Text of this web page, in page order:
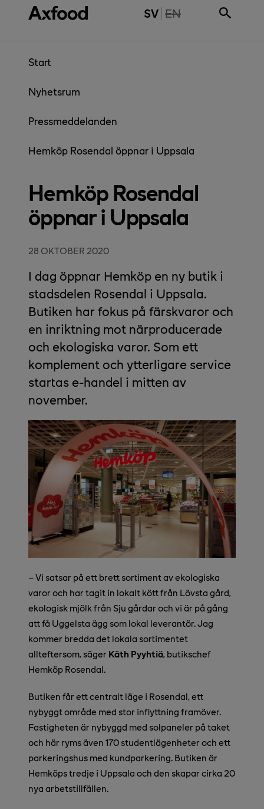
Gå direkt till innehåll SV THE PAGE IS NOT
EN
Start
Nyhetsrum
Pressmeddelanden
Hemköp Rosendal öppnar i Uppsala
Hemköp Rosendal
öppnar i Uppsala
28 OKTOBER 2020
I dag öppnar Hemköp en ny butik i
stadsdelen Rosendal i Uppsala.
Butiken har fokus på färskvaror och
en inriktning mot närproducerade
och ekologiska varor. Som ett
komplement och ytterligare service
startas e-handel i mitten av
november.
– Vi satsar på ett brett sortiment av ekologiska
varor och har tagit in lokalt kött från Lövsta gård,
ekologisk mjölk från Sju gårdar och vi är på gång
att få Uggelsta ägg som lokal leverantör. Jag
kommer bredda det lokala sortimentet
allteftersom, säger Käth Pyyhtiä, butikschef
Hemköp Rosendal.
Butiken får ett centralt läge i Rosendal, ett
nybyggt område med stor inflyttning framöver.
Fastigheten är nybyggd med solpaneler på taket
och här ryms även 170 studentlägenheter och ett
parkeringshus med kundparkering. Butiken är
Hemköps tredje i Uppsala och den skapar cirka 20
nya arbetstillfällen.